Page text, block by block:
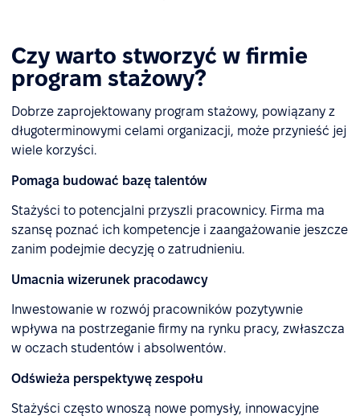
Czy warto stworzyć w firmie
program stażowy?
Dobrze zaprojektowany program stażowy, powiązany z
długoterminowymi celami organizacji, może przynieść jej
wiele korzyści.
Pomaga budować bazę talentów
Stażyści to potencjalni przyszli pracownicy. Firma ma
szansę poznać ich kompetencje i zaangażowanie jeszcze
zanim podejmie decyzję o zatrudnieniu.
Umacnia wizerunek pracodawcy
Inwestowanie w rozwój pracowników pozytywnie
wpływa na postrzeganie firmy na rynku pracy, zwłaszcza
w oczach studentów i absolwentów.
Odświeża perspektywę zespołu
Stażyści często wnoszą nowe pomysły, innowacyjne